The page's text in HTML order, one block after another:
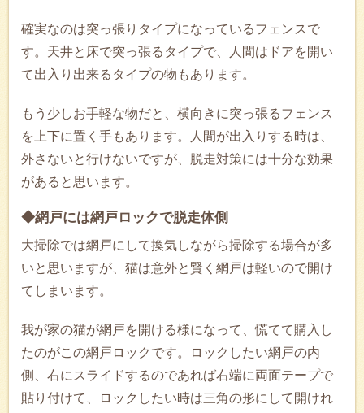
確実なのは突っ張りタイプになっているフェンスで
す。天井と床で突っ張るタイプで、人間はドアを開い
て出入り出来るタイプの物もあります。
もう少しお手軽な物だと、横向きに突っ張るフェンス
を上下に置く手もあります。人間が出入りする時は、
外さないと行けないですが、脱走対策には十分な効果
があると思います。
◆網戸には網戸ロックで脱走体側
大掃除では網戸にして換気しながら掃除する場合が多
いと思いますが、猫は意外と賢く網戸は軽いので開け
てしまいます。
我が家の猫が網戸を開ける様になって、慌てて購入し
たのがこの網戸ロックです。ロックしたい網戸の内
側、右にスライドするのであれば右端に両面テープで
貼り付けて、ロックしたい時は三角の形にして開けれ